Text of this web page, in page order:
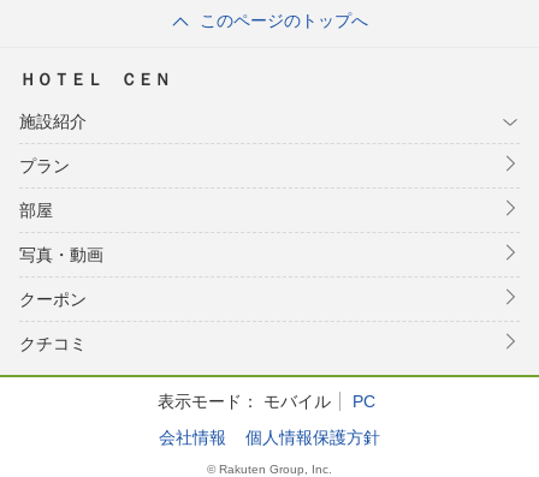
このページのトップへ
ＨＯＴＥＬ ＣＥＮ
施設紹介
プラン
部屋
写真・動画
クーポン
クチコミ
表示モード： モバイル
PC
会社情報
個人情報保護方針
© Rakuten Group, Inc.